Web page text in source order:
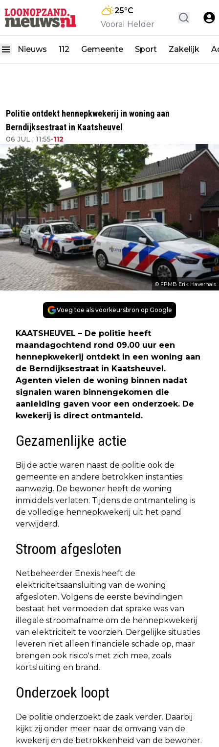
25°C
Vooral Helder
Nieuws 112 Gemeente Sport Zakelijk
Politie ontdekt hennepkwekerij in woning aan
Berndijksestraat in Kaatsheuvel
06 JUL , 11:55•112
© FPMB Erik Haverhals
Voeg toe als voorkeursbron op Google
KAATSHEUVEL – De politie heeft
maandagochtend rond 09.00 uur een
hennepkwekerij ontdekt in een woning aan
de Berndijksestraat in Kaatsheuvel.
Agenten vielen de woning binnen nadat
signalen waren binnengekomen die
aanleiding gaven voor een onderzoek. De
kwekerij is direct ontmanteld.
Gezamenlijke actie
Bij de actie waren naast de politie ook de
gemeente en andere betrokken instanties
aanwezig. De bewoner heeft de woning
inmiddels verlaten. Tijdens de ontmanteling is
de volledige hennepkwekerij uit het pand
verwijderd.
Stroom afgesloten
Netbeheerder Enexis heeft de
elektriciteitsaansluiting van de woning
afgesloten. Volgens de eerste bevindingen
bestaat het vermoeden dat sprake was van
illegale stroomafname om de hennepkwekerij
van elektriciteit te voorzien. Dergelijke situaties
leveren niet alleen financiële schade op, maar
brengen ook risico's met zich mee, zoals
kortsluiting en brand.
Onderzoek loopt
De politie onderzoekt de zaak verder. Daarbij
kijkt zij onder meer naar de omvang van de
kwekerij en de betrokkenheid van de bewoner.